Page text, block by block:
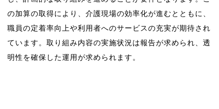
の加算の取得により、介護現場の効率化が進むとともに、
職員の定着率向上や利用者へのサービスの充実が期待され
ています。取り組み内容の実施状況は報告が求められ、透